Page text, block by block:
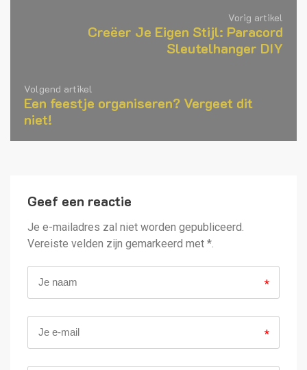
Vorig artikel
Creëer Je Eigen Stijl: Paracord
Sleutelhanger DIY
Volgend artikel
Een feestje organiseren? Vergeet dit
niet!
Geef een reactie
Je e-mailadres zal niet worden gepubliceerd.
Vereiste velden zijn gemarkeerd met *.
*
*